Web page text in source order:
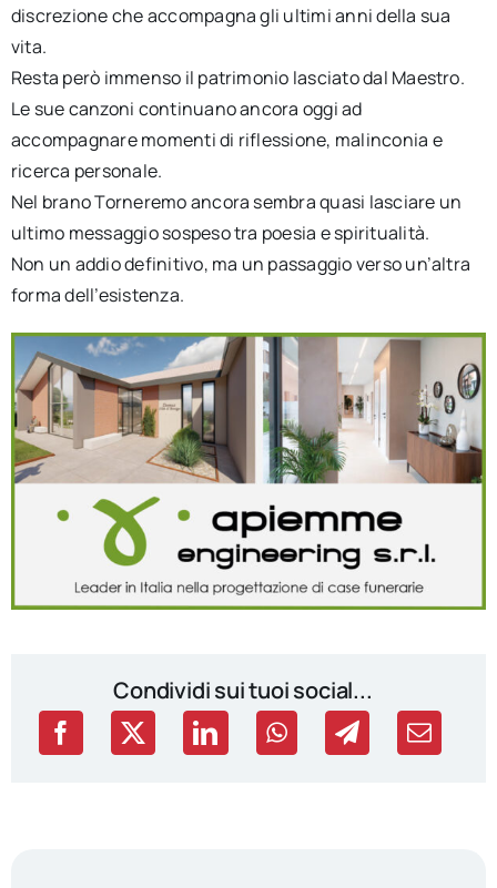
discrezione che accompagna gli ultimi anni della sua
vita.
Resta però immenso il patrimonio lasciato dal Maestro.
Le sue canzoni continuano ancora oggi ad
accompagnare momenti di riflessione, malinconia e
ricerca personale.
Nel brano Torneremo ancora sembra quasi lasciare un
ultimo messaggio sospeso tra poesia e spiritualità.
Non un addio definitivo, ma un passaggio verso un’altra
forma dell’esistenza.
Condividi sui tuoi social...